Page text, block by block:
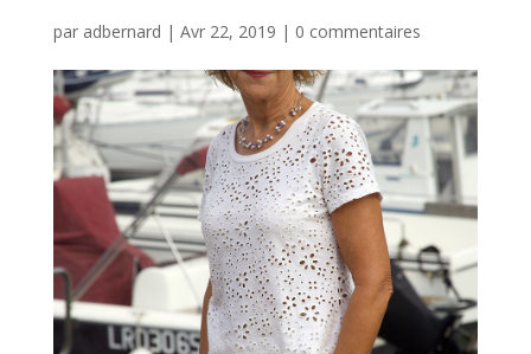
par adbernard | Avr 22, 2019 | 0 commentaires